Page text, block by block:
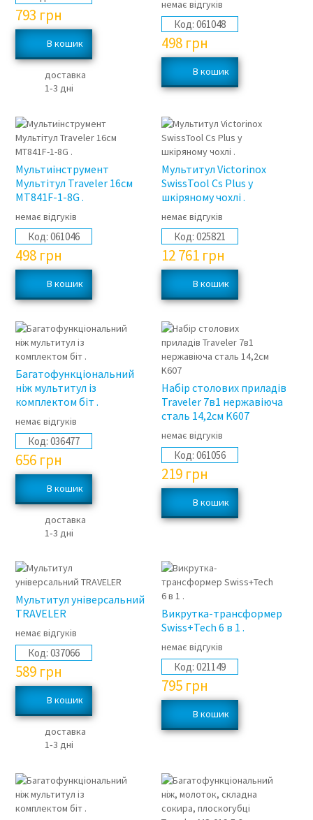
793 грн
доставка
1‑3 дні
немає відгуків
Код: 061048
498 грн
Мультиінструмент
Мультітул Traveler 16см
MT841F-1-8G .
немає відгуків
Код: 061046
498 грн
Мультитул Victorinox
SwissTool Cs Plus у
шкіряному чохлі .
немає відгуків
Код: 025821
12 761 грн
Багатофункціональний
ніж мультитул із
комплектом біт .
немає відгуків
Код: 036477
656 грн
доставка
1‑3 дні
Набір столових приладів
Traveler 7в1 нержавіюча
сталь 14,2см K607
немає відгуків
Код: 061056
219 грн
Мультитул універсальний
TRAVELER
немає відгуків
Код: 037066
589 грн
доставка
1‑3 дні
Викрутка-трансформер
Swiss+Tech 6 в 1 .
немає відгуків
Код: 021149
795 грн